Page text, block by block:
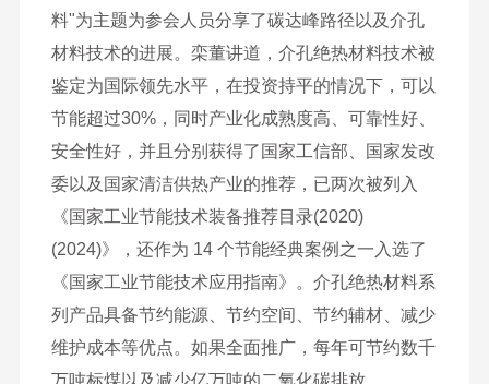
料"为主题为参会人员分享了碳达峰路径以及介孔
材料技术的进展。栾董讲道，介孔绝热材料技术被
鉴定为国际领先水平，在投资持平的情况下，可以
节能超过30%，同时产业化成熟度高、可靠性好、
安全性好，并且分别获得了国家工信部、国家发改
委以及国家清洁供热产业的推荐，已两次被列入
《国家工业节能技术装备推荐目录(2020)
(2024)》，还作为 14 个节能经典案例之一入选了
《国家工业节能技术应用指南》。介孔绝热材料系
列产品具备节约能源、节约空间、节约辅材、减少
维护成本等优点。如果全面推广，每年可节约数千
万吨标煤以及减少亿万吨的二氧化碳排放。